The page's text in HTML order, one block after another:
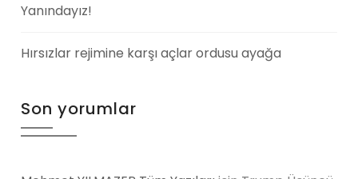
Yanındayız!
Hırsızlar rejimine karşı açlar ordusu ayağa
Son yorumlar